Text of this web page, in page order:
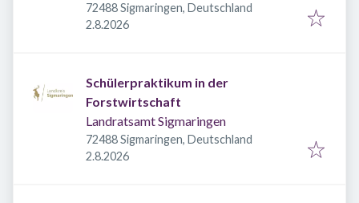
72488 Sigmaringen, Deutschland
Veröffentlicht
2.8.2026
Schülerpraktikum in der
Forstwirtschaft
Landratsamt Sigmaringen
72488 Sigmaringen, Deutschland
Veröffentlicht
2.8.2026